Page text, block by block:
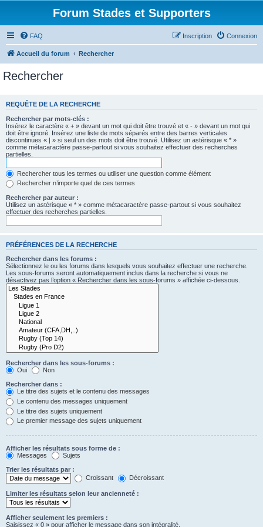
Forum Stades et Supporters
FAQ Connexion
Inscription
Accueil du forum Rechercher
Rechercher
REQUÊTE DE LA RECHERCHE
Rechercher par mots-clés :
Insérez le caractère « + » devant un mot qui doit être trouvé et « - » devant un mot qui
doit être ignoré. Insérez une liste de mots séparés entre des barres verticales
discontinues « | » si seul un des mots doit être trouvé. Utilisez un astérisque « * »
comme métacaractère passe-partout si vous souhaitez effectuer des recherches
partielles.
Rechercher tous les termes ou utiliser une question comme élément
Rechercher n’importe quel de ces termes
Rechercher par auteur :
Utilisez un astérisque « * » comme métacaractère passe-partout si vous souhaitez
effectuer des recherches partielles.
PRÉFÉRENCES DE LA RECHERCHE
Rechercher dans les forums :
Sélectionnez le ou les forums dans lesquels vous souhaitez effectuer une recherche.
Les sous-forums seront automatiquement inclus dans la recherche si vous ne
désactivez pas l’option « Rechercher dans les sous-forums » affichée ci-dessous.
Rechercher dans les sous-forums :
Oui
Non
Rechercher dans :
Le titre des sujets et le contenu des messages
Le contenu des messages uniquement
Le titre des sujets uniquement
Le premier message des sujets uniquement
Afficher les résultats sous forme de :
Messages
Sujets
Trier les résultats par :
Croissant
Décroissant
Limiter les résultats selon leur ancienneté :
Afficher seulement les premiers :
Saisissez « 0 » pour afficher le message dans son intégralité.